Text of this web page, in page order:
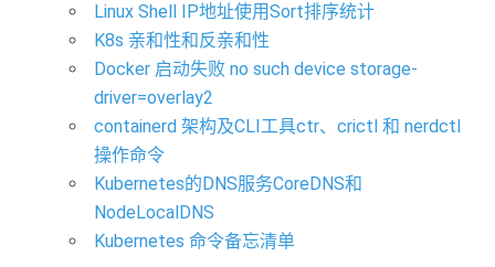
Linux Shell IP地址使用Sort排序统计
K8s 亲和性和反亲和性
Docker 启动失败 no such device storage-
driver=overlay2
containerd 架构及CLI工具ctr、crictl 和 nerdctl
操作命令
Kubernetes的DNS服务CoreDNS和
NodeLocalDNS
Kubernetes 命令备忘清单